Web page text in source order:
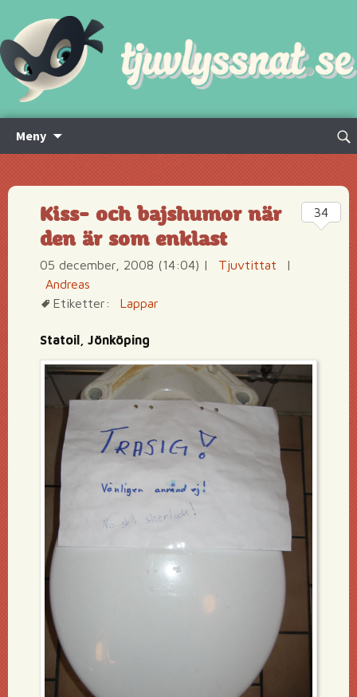
Meny
innehåll
Sök
Kiss- och bajshumor när
den är som enklast
05 december, 2008 (14:04) | Tjuvtittat
|
Andreas
Etiketter:
Lappar
Statoil, Jönköping
34